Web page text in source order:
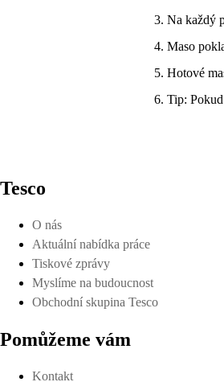
Na každý
Maso
Hotové
Tip:
Tesco
O nás
Aktuální nabídka práce
Tiskové zprávy
Myslíme na budoucnost
Obchodní skupina Tesco
Pomůžeme vám
Kontakt